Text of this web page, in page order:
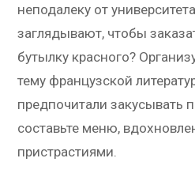
неподалеку от
заглядывают, чтобы
бутылку красного?
тему французской
предпочитали закусывать
составьте меню,
пристрастиями.